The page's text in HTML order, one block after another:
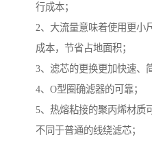
行成本；
2、大流量意味着使用更小
成本，节省占地面积；
3、滤芯的更换更加快速、
4、O型圈确滤器的可靠；
5、热熔粘接的聚丙烯材质
不同于普通的线绕滤芯；